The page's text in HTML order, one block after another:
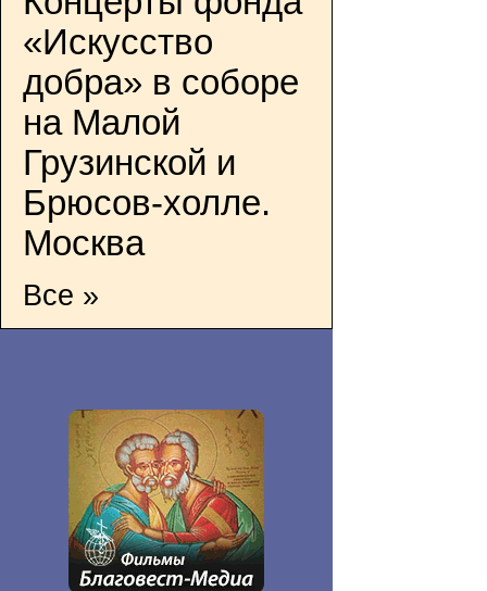
«Искусство
добра» в соборе
на Малой
Грузинской и
Брюсов-холле.
Москва
Все »